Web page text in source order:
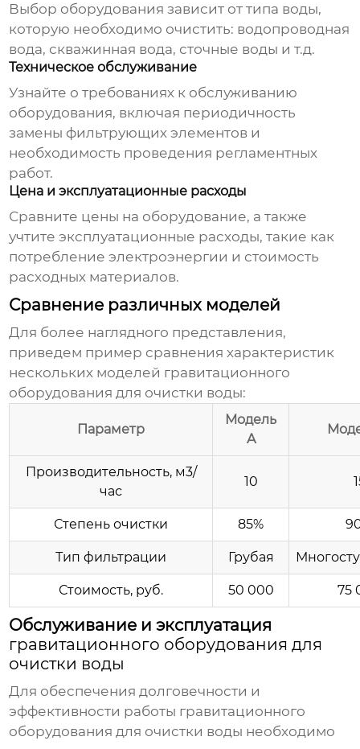
Выбор оборудования зависит от типа воды,
которую необходимо очистить: водопроводная
вода, скважинная вода, сточные воды и т.д.
Техническое обслуживание
Узнайте о требованиях к обслуживанию
оборудования, включая периодичность
замены фильтрующих элементов и
необходимость проведения регламентных
работ.
Цена и эксплуатационные расходы
Сравните цены на оборудование, а также
учтите эксплуатационные расходы, такие как
потребление электроэнергии и стоимость
расходных материалов.
Сравнение различных моделей
Для более наглядного представления,
приведем пример сравнения характеристик
нескольких моделей гравитационного
оборудования для очистки воды:
Параметр
Модель
A
Производительность, м3/
час
10
Степень очистки 85%
Тип фильтрации Грубая
Стоимость, руб. 50 000 75
Обслуживание и эксплуатация
гравитационного оборудования для
очистки воды
Для обеспечения долговечности и
эффективности работы гравитационного
оборудования для очистки воды необходимо